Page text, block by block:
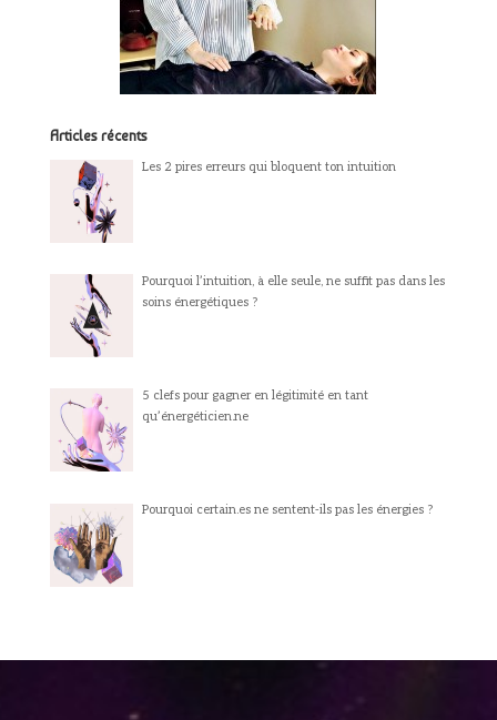
Articles récents
Les 2 pires erreurs qui bloquent ton intuition
Pourquoi l’intuition, à elle seule, ne suffit pas dans les
soins énergétiques ?
5 clefs pour gagner en légitimité en tant
qu’énergéticien.ne
Pourquoi certain.es ne sentent-ils pas les énergies ?